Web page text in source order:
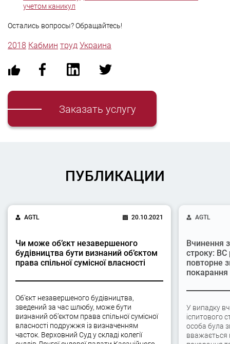
учетом каникул
Остались вопросы? Обращайтесь!
2018 Кабмин труд Украина
Заказать услугу
ПУБЛИКАЦИИ
AGTL 20.10.2021
Чи може об’єкт незавершеного
будівництва бути визнаний об’єктом
права спільної сумісної власності
Об’єкт незавершеного будівництва,
зведений за час шлюбу, може бути
визнаний об’єктом права спільної сумісної
власності подружжя із визначенням
часток. Верховний Суд у складі колегії
AGTL
Вчинення
строку: ВС
повторне
У випадку
іспитового
особа була
вважається